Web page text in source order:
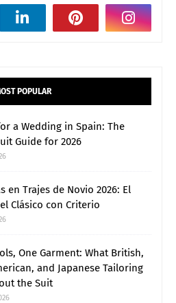
POPULAR
a Wedding in Spain: The
Guide for 2026
en Trajes de Novio 2026: El
Clásico con Criterio
One Garment: What British,
and Japanese Tailoring
the Suit